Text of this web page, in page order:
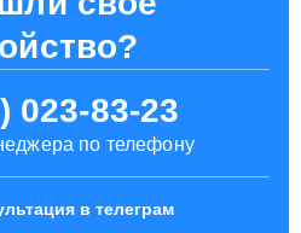
023-83-23
по телефону
в телеграм